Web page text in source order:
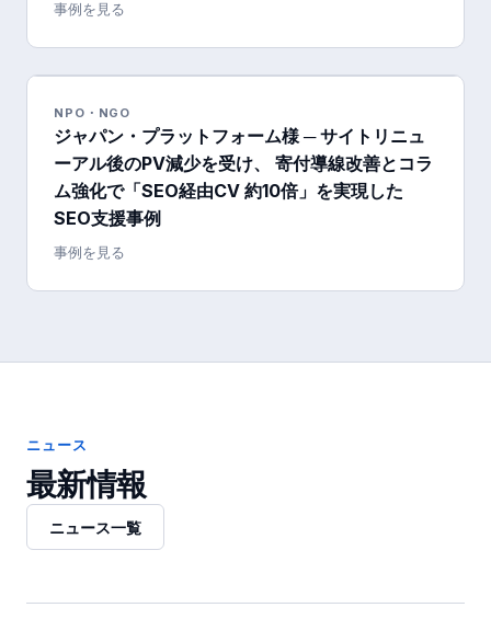
事例を見る
NPO・NGO
ジャパン・プラットフォーム様 ─ サイトリニュ
ーアル後のPV減少を受け、 寄付導線改善とコラ
ム強化で「SEO経由CV 約10倍」を実現した
SEO支援事例
事例を見る
ニュース
最新情報
ニュース一覧